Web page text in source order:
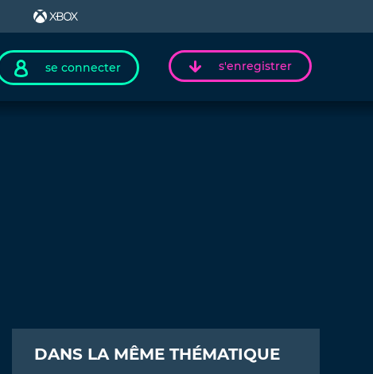
se connecter s'enregistrer
DANS LA MÊME THÉMATIQUE